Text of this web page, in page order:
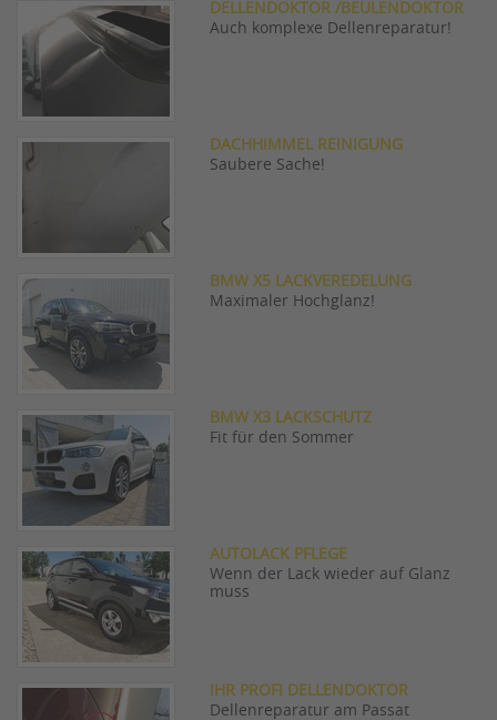
DELLENDOKTOR /BEULENDOKTOR
Auch komplexe Dellenreparatur!
DACHHIMMEL REINIGUNG
Saubere Sache!
BMW X5 LACKVEREDELUNG
Maximaler Hochglanz!
BMW X3 LACKSCHUTZ
Fit für den Sommer
AUTOLACK PFLEGE
Wenn der Lack wieder auf Glanz
muss
IHR PROFI DELLENDOKTOR
Dellenreparatur am Passat